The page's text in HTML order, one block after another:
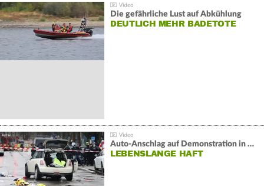
Die gefährliche Lust auf Abkühlung
DEUTLICH MEHR BADETOTE
Auto-Anschlag auf Demonstration in München:
LEBENSLANGE HAFT